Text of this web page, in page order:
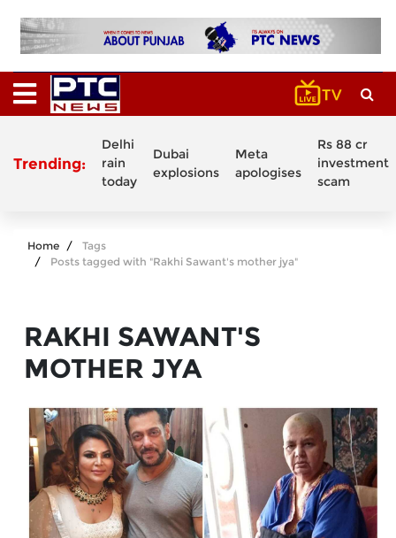
Trending:
Delhi
rain
today
Dubai
explosions
Meta
apologises
Rs 88 cr
investment
scam
Home
Tags
Posts tagged with "Rakhi Sawant's mother jya"
RAKHI SAWANT'S
MOTHER JYA